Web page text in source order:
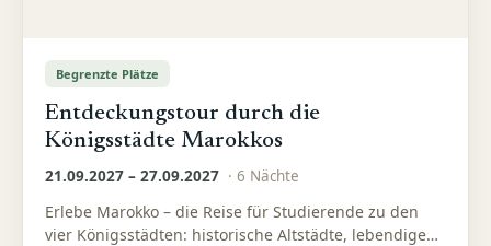
Begrenzte Plätze
Entdeckungstour durch die
Königsstädte Marokkos
21.09.2027 – 27.09.2027 · 6 Nächte
Erlebe Marokko – die Reise für Studierende zu den
vier Königsstädten: historische Altstädte, lebendige